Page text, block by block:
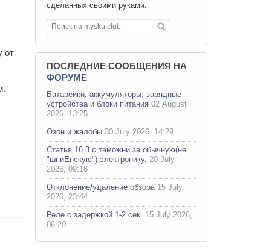
от
сделанных своими руками.
ПОСЛЕДНИЕ СООБЩЕНИЯ НА
ФОРУМЕ
Батарейки, аккумуляторы, зарядные
устройства и блоки питания 02 August
2026, 13:25
Озон и жалобы 30 July 2026, 14:29
Статья 16.3 с таможни за обычную(не
"шпиЁнскую") электронику. 20 July
2026, 09:16
Отклонение/удаление обзора 15 July
2026, 23:44
Реле с задержкой 1-2 сек. 15 July 2026,
06:20